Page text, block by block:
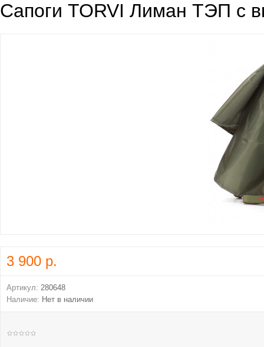
Сапоги TORVI Лиман ТЭП с
3 900 р.
Артикул: 280648
Наличие: Нет в наличии